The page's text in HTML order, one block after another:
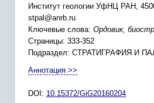
Институт геологии УфНЦ РАН,
stpal@anrb.ru
Ключевые слова: Ордовик,
Страницы: 333-352
Подраздел: СТРАТИГРАФИЯ И
Аннотация >>
DOI: 10.15372/GiG20160204